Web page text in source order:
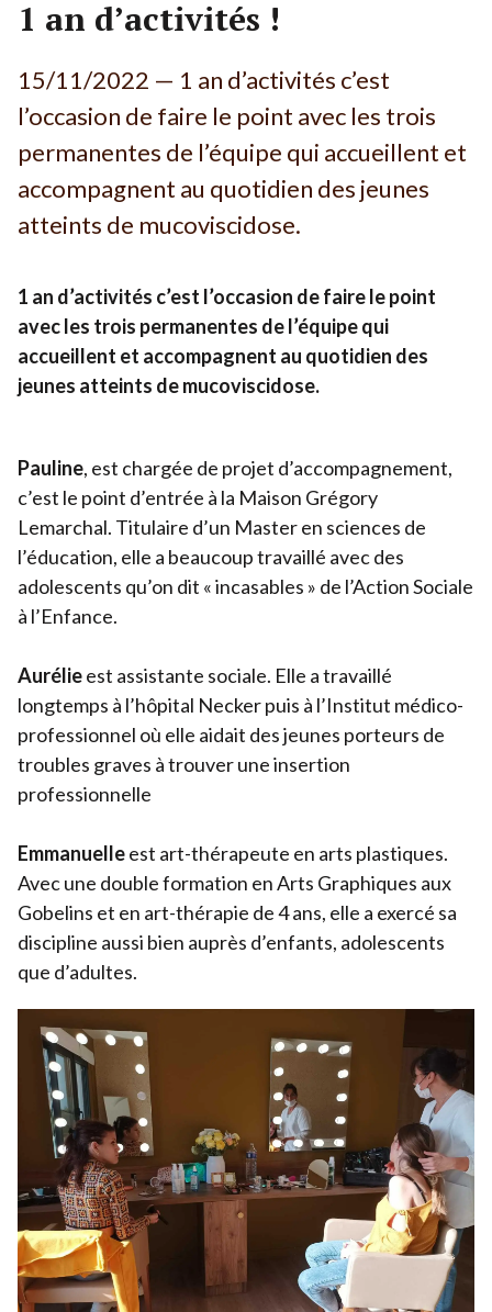
----------------------------
1 an d’activités !
15/11/2022 — 1 an d’activités c’est
l’occasion de faire le point avec les trois
permanentes de l’équipe qui accueillent et
accompagnent au quotidien des jeunes
atteints de mucoviscidose.
1 an d’activités c’est l’occasion de faire le point
avec les trois permanentes de l’équipe qui
accueillent et accompagnent au quotidien des
jeunes atteints de mucoviscidose.
Pauline, est chargée de projet d’accompagnement,
c’est le point d’entrée à la Maison Grégory
Lemarchal. Titulaire d’un Master en sciences de
l’éducation, elle a beaucoup travaillé avec des
adolescents qu’on dit « incasables » de l’Action Sociale
à l’Enfance.
Aurélieest assistante sociale. Elle a travaillé
longtemps à l’hôpital Necker puis à l’Institut médico-
professionnel où elle aidait des jeunes porteurs de
troubles graves à trouver une insertion
professionnelle
Emmanuelleest art-thérapeute en arts plastiques.
Avec une double formation en Arts Graphiques aux
Gobelins et en art-thérapie de4ans, elle a exercé sa
discipline aussi bien auprès d’enfants, adolescents
que d’adultes.